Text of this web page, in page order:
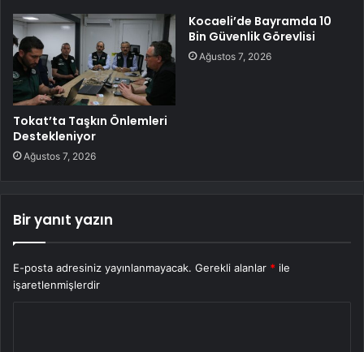
Tokat’ta Taşkın Önlemleri
Destekleniyor
Ağustos 7, 2026
Kocaeli’de Bayramda 10
Bin Güvenlik Görevlisi
Ağustos 7, 2026
Bir yanıt yazın
E-posta adresiniz yayınlanmayacak. Gerekli alanlar * ile
işaretlenmişlerdir